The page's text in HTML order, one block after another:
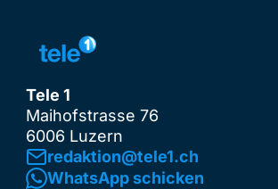
Tele 1
Maihofstrasse 76
6006 Luzern
redaktion@tele1.ch
WhatsApp schicken